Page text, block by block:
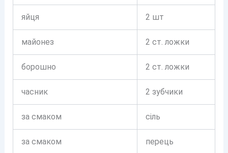
яйця 2 шт
майонез 2 ст. ложки
борошно 2 ст. ложки
часник 2 зубчики
за смаком сіль
за смаком перець